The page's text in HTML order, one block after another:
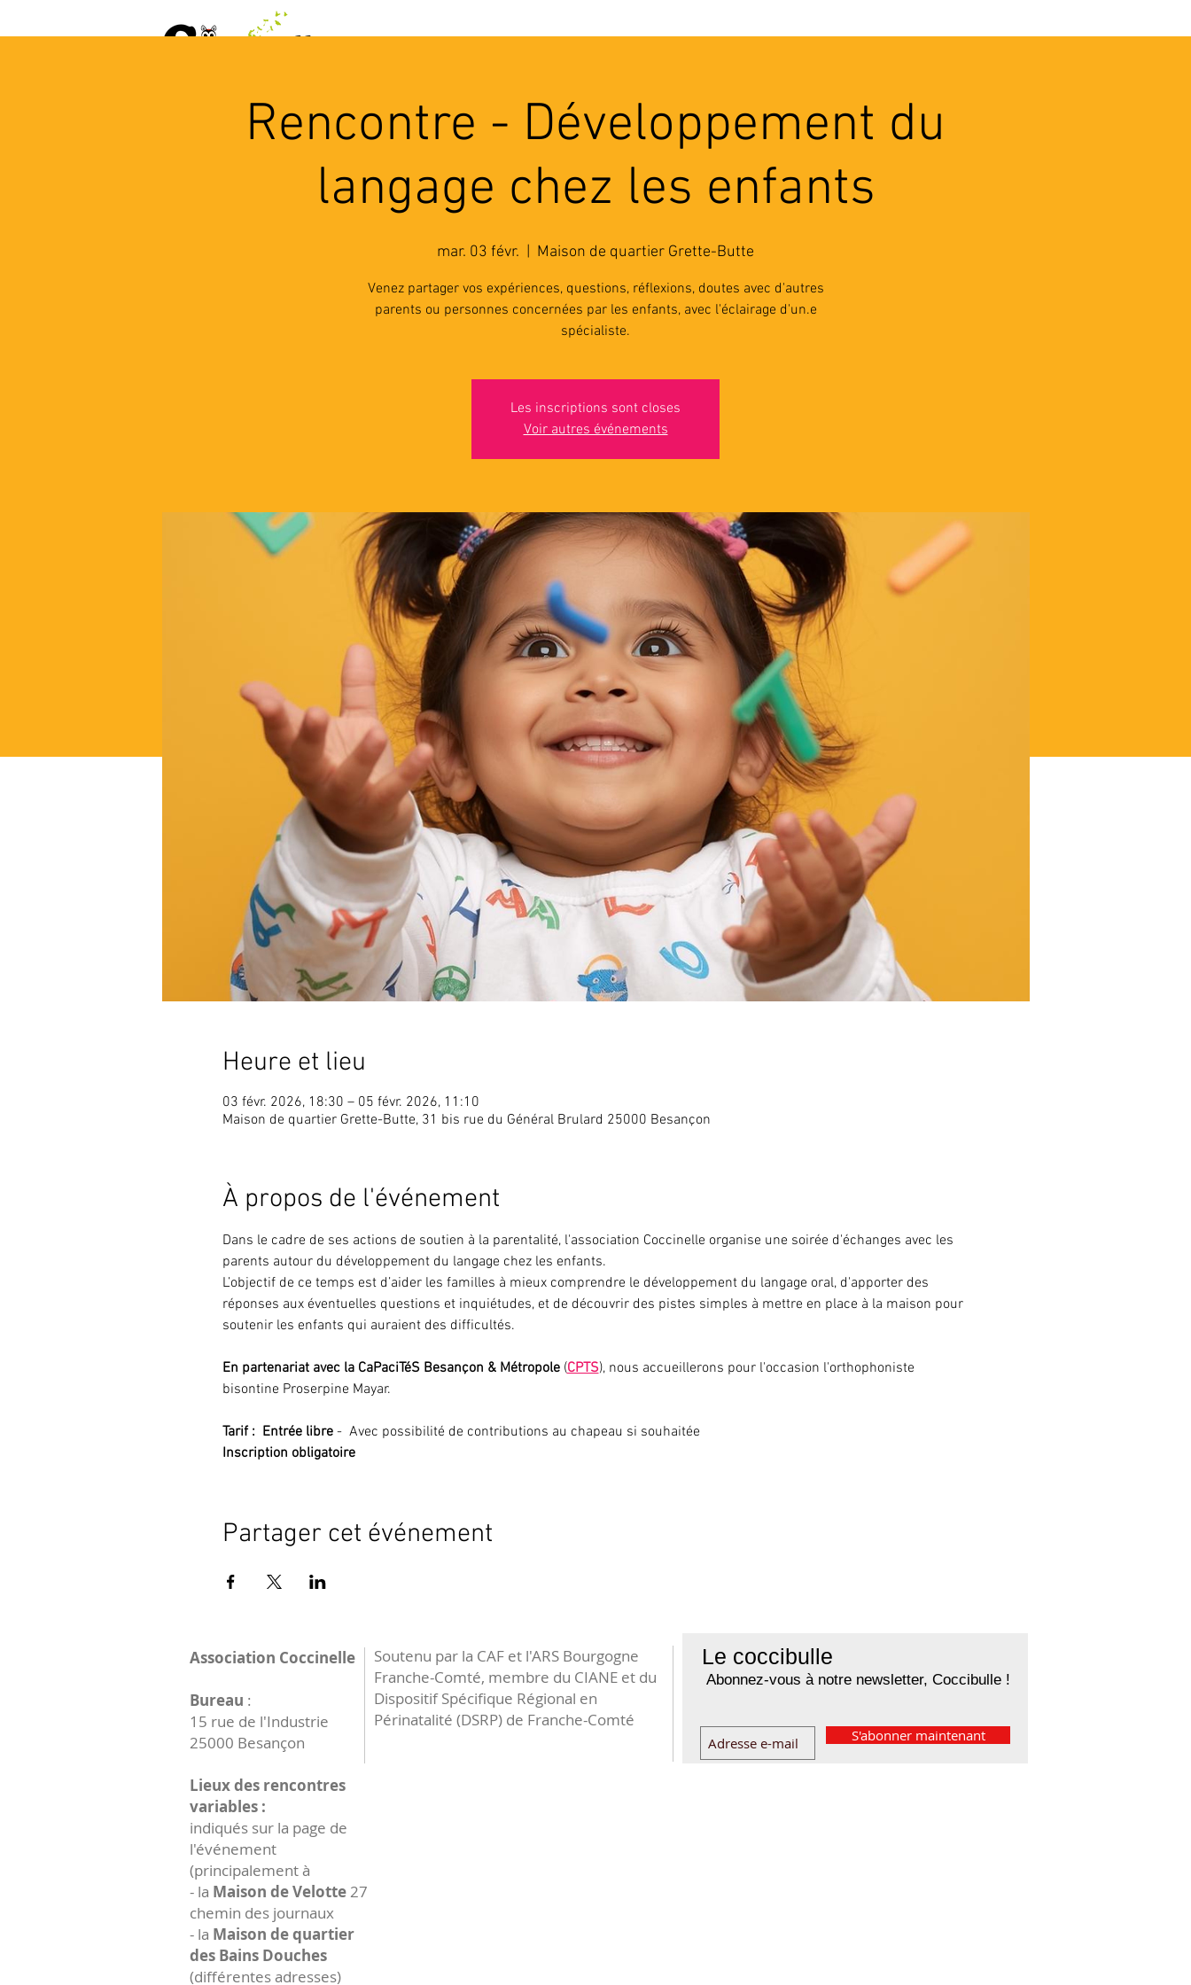
Rencontre - Développement du
langage chez les enfants
mar. 03 févr. Maison de quartier Grette-Butte
Venez partager vos expériences, questions, réflexions, doutes avec d'autres
parents ou personnes concernées par les enfants, avec l'éclairage d'un.e
spécialiste.
Les inscriptions sont closes
Voir autres événements
Heure et lieu
03 févr. 2026, 18:30 – 05 févr. 2026, 11:10
Maison de quartier Grette-Butte, 31 bis rue du Général Brulard 25000 Besançon
À propos de l'événement
Dans le cadre de ses actions de soutien à la parentalité, l'association Coccinelle organise une soirée d'échanges avec les
parents autour du développement du langage chez les enfants.
L’objectif de ce temps est d’aider les familles à mieux comprendre le développement du langage oral,​ d'apporter des
réponses aux éventuelles questions et inquiétudes, et de découvrir des pistes simples à mettre en place à la maison pour
soutenir les enfants qui auraient des difficultés​.
En partenariat avec la CaPaciTéS Besançon & Métropole (CPTS), nous accueillerons pour l'occasion l'orthophoniste
bisontine Proserpine Mayar.
Tarif :  Entrée libre -  Avec possibilité de contributions au chapeau si souhaitée
Inscription obligatoire
Partager cet événement
Le coccibulle
Abonnez-vous à notre newsletter, Coccibulle !
S'abonner maintenant
Association Coccinelle
Bureau :
15 rue de l'Industrie
25000 Besançon
Lieux des rencontres
variables :
indiqués sur la page de
l'événement
(principalement à
- la Maison de Velotte27
chemin des journaux
- la Maison de quartier
des Bains Douches
(différentes adresses)
Soutenu par la CAF et l'ARS Bourgogne
Franche-Comté, membre du CIANE et du
Dispositif Spécifique Régional en
Périnatalité (DSRP) de Franche-Comté